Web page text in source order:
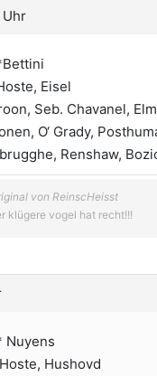
Uhr
Eisel
Seb. Chavanel,
O‘ Grady,
Renshaw,
von ReinscHeisst
klügere vogel hat recht!!!
Hushovd